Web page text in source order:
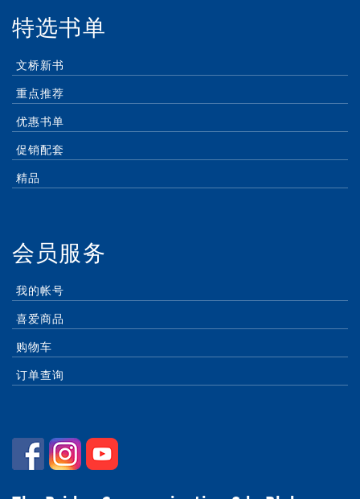
特选书单
文桥新书
重点推荐
优惠书单
促销配套
精品
会员服务
我的帐号
喜爱商品
购物车
订单查询